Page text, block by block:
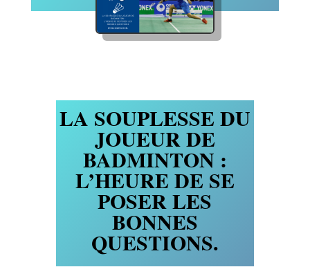
LA SOUPLESSE DU
JOUEUR DE
BADMINTON :
L’HEURE DE SE
POSER LES
BONNES
QUESTIONS.